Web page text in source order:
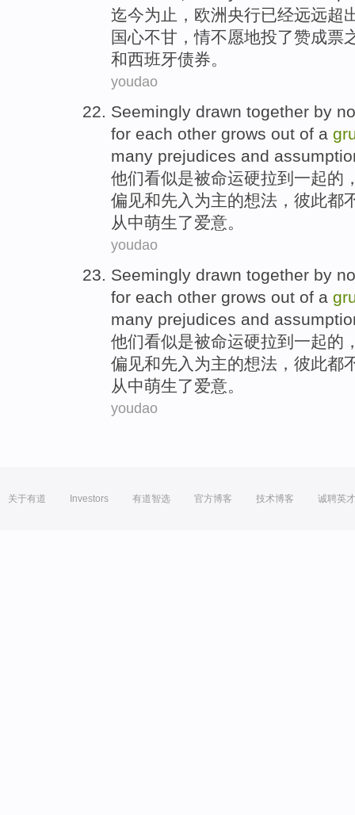
迄今为止， 欧洲 央行已经远远超
国心不甘，情不愿地投了赞成票
和西班牙债券。
youdao
Seemingly drawn together by
for each other grows out of a
many prejudices and
他们看似是被命运硬拉到 一起的
偏见和先入为主的想法，彼此都
从中萌生了爱意。
youdao
Seemingly drawn together by
for each other grows out of a
many prejudices and
他们看似是被命运硬拉到一起的
偏见和先入为主的想法，彼此都
从中萌生了爱意 。
youdao
关于有道 Investors 有道智选 官方博客 技术博客 诚聘英才